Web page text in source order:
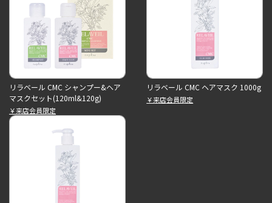
リラベール CMC シャンプー&ヘア
マスクセット(120ml&120g)
￥来店会員限定
リラベール CMC ヘアマスク 1000g
￥来店会員限定